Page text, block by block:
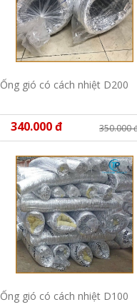
Ống gió có cách nhiệt D200
340.000 đ 350.000
Ống gió có cách nhiệt D100